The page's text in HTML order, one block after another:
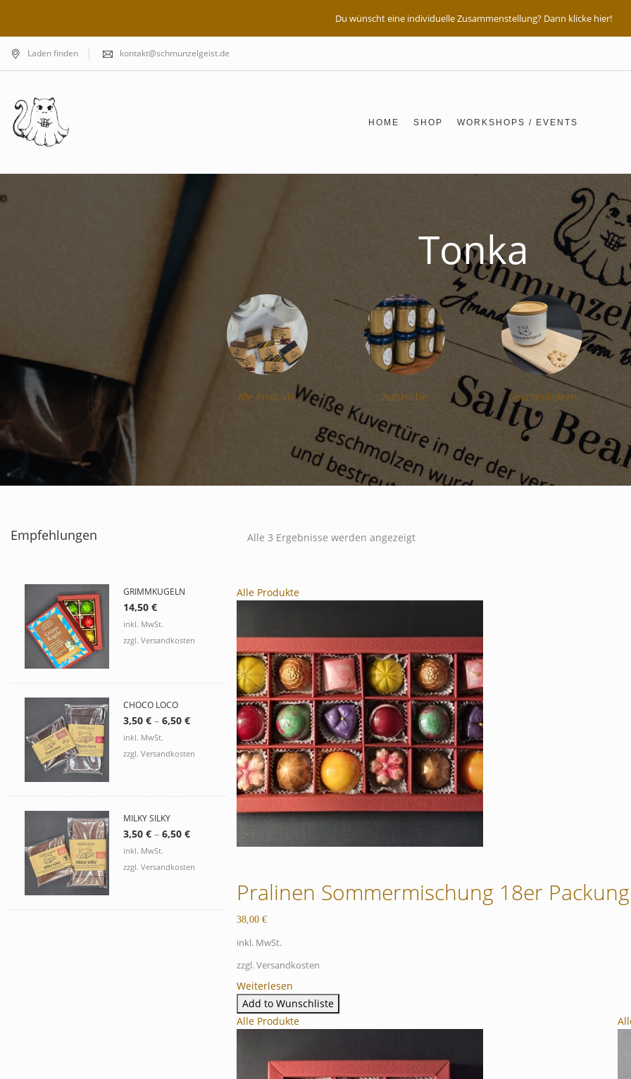
Du wünscht eine individuelle Zusammenstellung? Dann klicke hier!
Laden finden kontakt@schmunzelgeist.de
HOME SHOP WORKSHOPS / EVENTS
Tonka
Schokoladen Alle Produkte Aufstriche Geschenkideen
Empfehlungen
GRIMMKUGELN
14,50 €
inkl. MwSt.
zzgl. Versandkosten
CHOCO LOCO
3,50 € – 6,50 €
inkl. MwSt.
zzgl. Versandkosten
MILKY SILKY
3,50 € – 6,50 €
inkl. MwSt.
zzgl. Versandkosten
Alle 3 Ergebnisse werden angezeigt
Alle Produkte
Pralinen Sommermischung 18er Packung
38,00 €
inkl. MwSt.
zzgl. Versandkosten
Weiterlesen
Add to Wunschliste
Alle Produkte